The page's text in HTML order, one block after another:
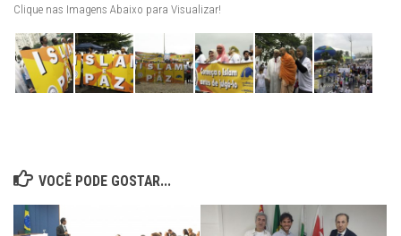
Clique nas Imagens Abaixo para Visualizar!
VOCÊ PODE GOSTAR...